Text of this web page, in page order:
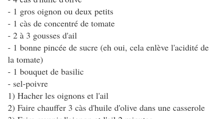
- 1 gros oignon ou deux petits
- 1 càs de concentré de tomate
- 2 à 3 gousses d'ail
- 1 bonne pincée de sucre (eh oui, cela enlève l'acidité de
la tomate)
- 1 bouquet de basilic
- sel-poivre
1) Hacher les oignons et l'ail
2) Faire chauffer 3 càs d'huile d'olive dans une casserole